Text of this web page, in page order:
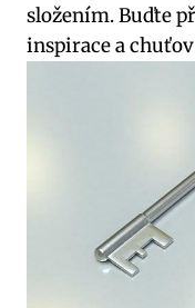
složením. Buďte
inspirace a